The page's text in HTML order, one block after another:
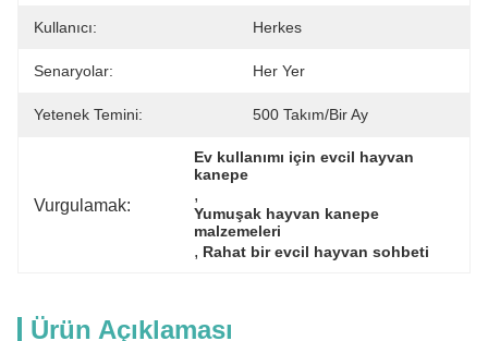
Kullanıcı: Herkes
Senaryolar: Her Yer
Yetenek Temini: 500 Takım/bir Ay
Vurgulamak:
Ev kullanımı için evcil hayvan
kanepe
,
Yumuşak hayvan kanepe
malzemeleri
, Rahat bir evcil hayvan sohbeti
Ürün Açıklaması